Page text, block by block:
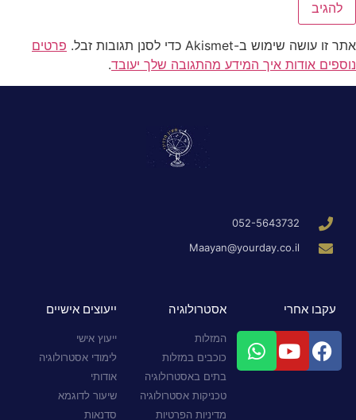
אתר זו עושה שימוש ב-Akismet כדי לסנן תגובות זבל.
פרטים
נוספים אודות איך המידע מהתגובה שלך יעובד.
052-5643732
Maayan@yourday.co.il
עקבו אחרי אסטרולוגיה
המזלות
כוכבים במזלות
בתים באסטרולוגיה
טכניקות אסטרולוגיה
מדיניות הפרטיות
ייעוצים אישיים
ייעוץ אישי
לימודי אסטרולוגיה
אודותי
שיעור לדוגמא
סדנאות